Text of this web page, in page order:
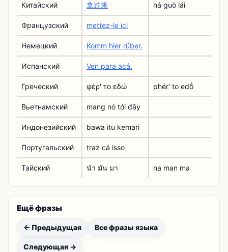
Китайский 拿过来 ná guò lái
Французский mettez-le ici
Немецкий Komm hier rüber.
Испанский Ven para acá.
Греческий φέρ' το εδώ phér' to edṓ
Вьетнамский mang nó tới đây
Индонезийский bawa itu kemari
Португальский traz cá isso
Тайский นํา มัน มา na man ma
Ещё фразы
← Предыдущая Все фразы языка
Следующая →